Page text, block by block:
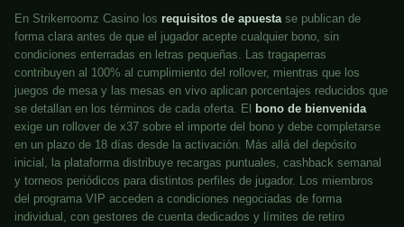
En Strikerroomz Casino los requisitos de apuestase publican de
forma clara antes de que el jugador acepte cualquier bono, sin
condiciones enterradas en letras pequeñas. Las tragaperras
contribuyen al 100% al cumplimiento del rollover, mientras que los
juegos de mesa y las mesas en vivo aplican porcentajes reducidos que
se detallan en los términos de cada oferta. El
bono de bienvenida
exige un rollover de x37 sobre el importe del bono y debe completarse
en un plazo de 18 días desde la activación. Más allá del depósito
inicial, la plataforma distribuye recargas puntuales, cashback semanal
y torneos periódicos para distintos perfiles de jugador. Los miembros
del programa VIP acceden a condiciones negociadas de forma
individual, con gestores de cuenta dedicados y límites de retiro